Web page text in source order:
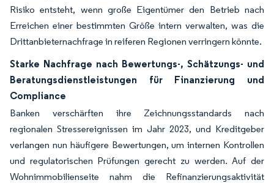
Risiko entsteht, wenn große Eigentümer den Betrieb nach
Erreichen einer bestimmten Größe intern verwalten, was die
Drittanbieternachfrage in reiferen Regionen verringern könnte.
Starke Nachfrage nach Bewertungs-, Schätzungs- und
Beratungsdienstleistungen für Finanzierung und
Compliance
Banken verschärften ihre Zeichnungsstandards nach
regionalen Stressereignissen im Jahr 2023, und Kreditgeber
verlangen nun häufigere Bewertungen, um internen Kontrollen
und regulatorischen Prüfungen gerecht zu werden. Auf der
Wohnimmobilienseite nahm die Refinanzierungsaktivität